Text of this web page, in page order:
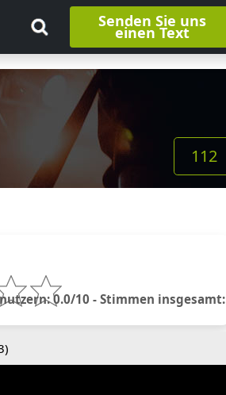
Senden Sie uns
einen Text
112
0.0/10 - Stimmen insgesamt: